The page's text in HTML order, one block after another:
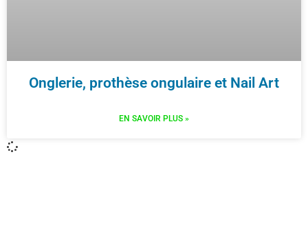
Onglerie, prothèse ongulaire et Nail Art
EN SAVOIR PLUS »